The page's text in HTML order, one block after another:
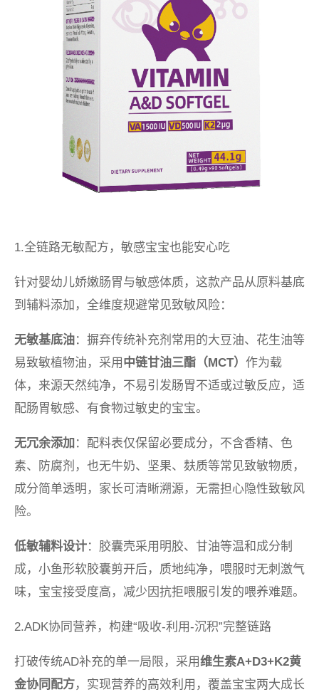
1.全链路无敏配方，敏感宝宝也能安心吃
针对婴幼儿娇嫩肠胃与敏感体质，这款产品从原料基底
到辅料添加，全维度规避常见致敏风险：
无敏基底油：摒弃传统补充剂常用的大豆油、花生油等
易致敏植物油，采用 中链甘油三酯（MCT） 作为载
体，来源天然纯净，不易引发肠胃不适或过敏反应，适
配肠胃敏感、有食物过敏史的宝宝。
无冗余添加 ：配料表仅保留必要成分，不含香精、色
素、防腐剂，也无牛奶、坚果、麸质等常见致敏物质，
成分简单透明，家长可清晰溯源，无需担心隐性致敏风
险。
低敏辅料设计：胶囊壳采用明胶、甘油等温和成分制
成，小鱼形软胶囊剪开后，质地纯净，喂服时无刺激气
味，宝宝接受度高，减少因抗拒喂服引发的喂养难题。
2.ADK协同营养，构建“吸收-利用-沉积”完整链路
打破传统AD补充的单一局限，采用维生素A+D3+K2黄
金协同配方，实现营养的高效利用，覆盖宝宝两大成长